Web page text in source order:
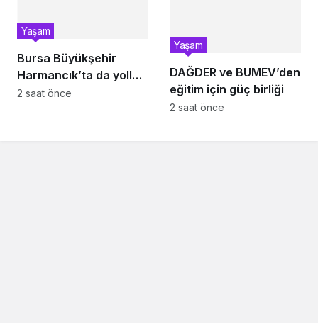
Bursa Büyükşehir
Harmancık’ta da yolları
yeniliyor
Yaşam
2 saat önce
DAĞDER ve BUMEV’den
eğitim için güç birliği
Yaşam
2 saat önce